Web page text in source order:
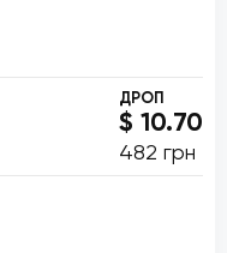
ДРОП
$ 10.70
482 грн